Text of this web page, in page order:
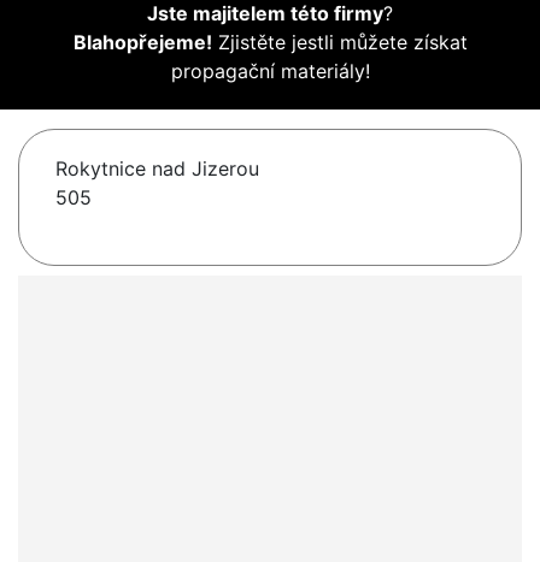
Jste majitelem této firmy?
Blahopřejeme! Zjistěte jestli můžete získat
propagační materiály!
Rokytnice nad Jizerou
505